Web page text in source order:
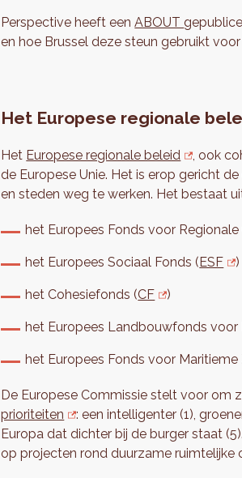
Perspective heeft eenABOUT
en hoe Brussel deze steun gebruikt
Het Europese regionale
Het Europese regionale beleid
, ook
de Europese Unie. Het is erop gericht
en steden weg te werken. Het bestaat
het Europees Fonds voor
het Europees Sociaal Fonds (ESF )
het Cohesiefonds (CF )
het Europees Landbouwfonds
het Europees Fonds voor Maritieme
De Europese Commissie stelt voor om
prioriteiten
: een intelligenter (1),
Europa dat dichter bij de burger staat
op projecten rond duurzame ruimtelijke